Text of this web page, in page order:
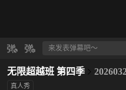
无限超越班 第四季
真人秀